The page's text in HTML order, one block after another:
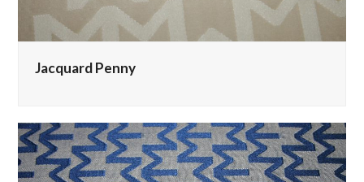
Jacquard Penny